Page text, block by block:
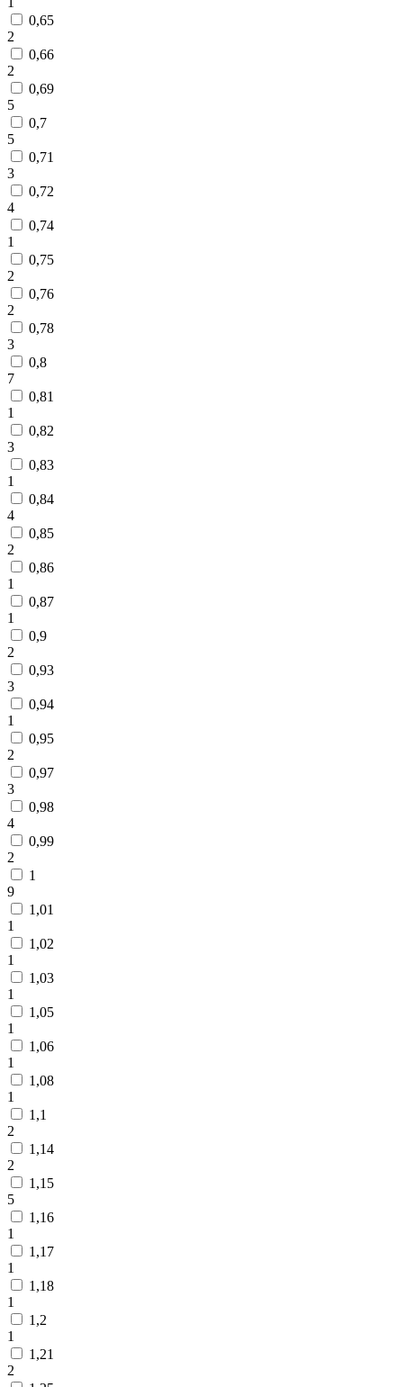
0,65
2
0,66
2
0,69
5
0,7
5
0,71
3
0,72
4
0,74
1
0,75
2
0,76
2
0,78
3
0,8
7
0,81
1
0,82
3
0,83
1
0,84
4
0,85
2
0,86
1
0,87
1
0,9
2
0,93
3
0,94
1
0,95
2
0,97
3
0,98
4
0,99
2
1
9
1,01
1
1,02
1
1,03
1
1,05
1
1,06
1
1,08
1
1,1
2
1,14
2
1,15
5
1,16
1
1,17
1
1,18
1
1,2
1
1,21
2